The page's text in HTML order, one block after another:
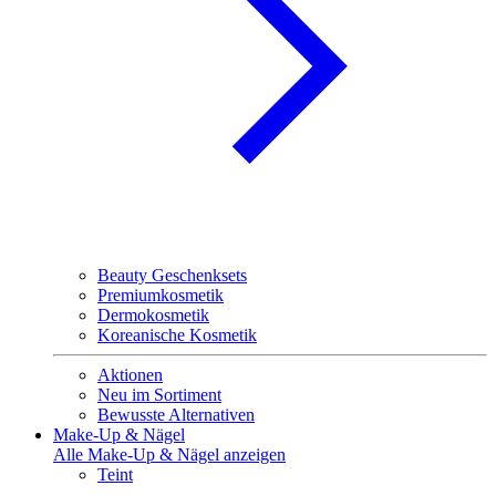
Beauty Geschenksets
Premiumkosmetik
Dermokosmetik
Koreanische Kosmetik
Aktionen
Neu im Sortiment
Bewusste Alternativen
Make-Up & Nägel
Alle Make-Up & Nägel anzeigen
Teint